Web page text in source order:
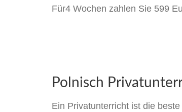
Für4 Wochen zahlen Sie 599
Polnisch
Ein Privatunterricht ist die